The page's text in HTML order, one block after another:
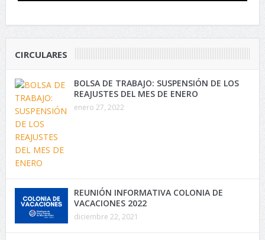
CIRCULARES
BOLSA DE TRABAJO: SUSPENSIÓN DE LOS
REAJUSTES DEL MES DE ENERO
enero 27, 2022
REUNIÓN INFORMATIVA COLONIA DE
VACACIONES 2022
diciembre 22, 2021